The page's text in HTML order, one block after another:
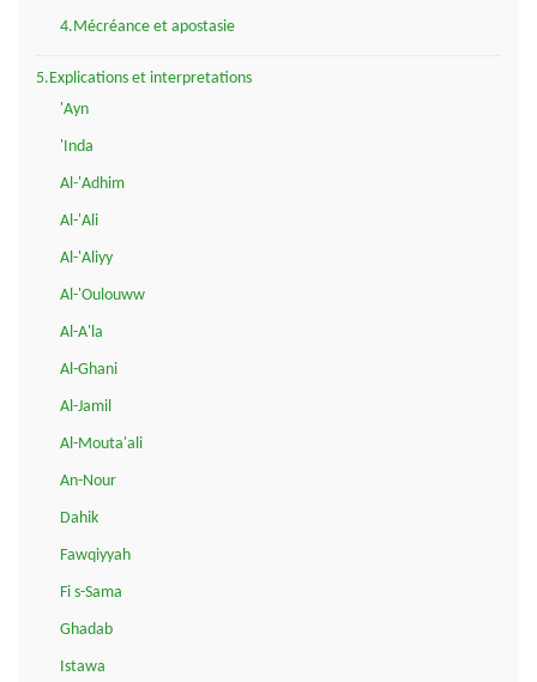
4.Mécréance et apostasie
5.Explications et interpretations
'Ayn
'Inda
Al-'Adhim
Al-'Ali
Al-'Aliyy
Al-'Oulouww
Al-A'la
Al-Ghani
Al-Jamil
Al-Mouta'ali
An-Nour
Dahik
Fawqiyyah
Fi s-Sama
Ghadab
Istawa